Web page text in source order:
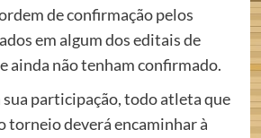
de confirmação pelos
em algum dos editais de
ainda não tenham confirmado.
participação, todo atleta que
torneio deverá encaminhar à